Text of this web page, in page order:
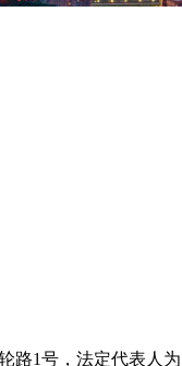
路1号，法定代表